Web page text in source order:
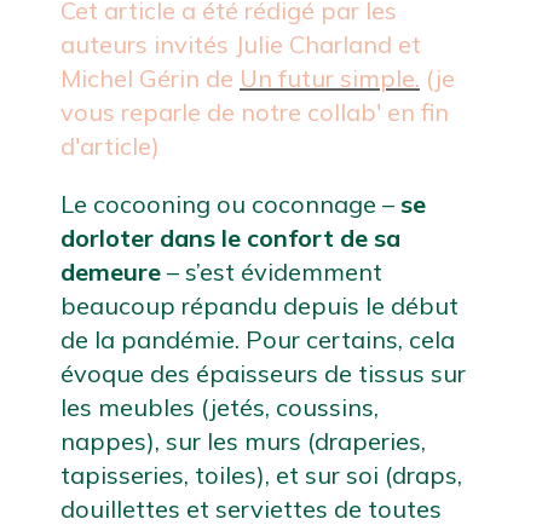
Cet article a été rédigé par les
auteurs invités Julie Charland et
Michel Gérin de Un futur simple. (je
vous reparle de notre collab' en fin
d'article)
Le cocooning ou coconnage – se
dorloter dans le confort de sa
demeure – s’est évidemment
beaucoup répandu depuis le début
de la pandémie. Pour certains, cela
évoque des épaisseurs de tissus sur
les meubles (jetés, coussins,
nappes), sur les murs (draperies,
tapisseries, toiles), et sur soi (draps,
douillettes et serviettes de toutes